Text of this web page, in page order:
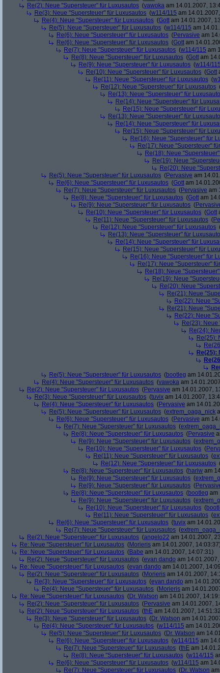
Re(2): Neue "Supersteuer" für Luxusautos (vawoka am 14.01.2007,
Re(3): Neue "Supersteuer" für Luxusautos (w114/115 am
Re(4): Neue "Supersteuer" für Luxusautos (Gott am 14.01.2007,
Re(5): Neue "Supersteuer" für Luxusautos (w114/115 am
Re(6): Neue "Supersteuer" für Luxusautos (Pervasive am
Re(6): Neue "Supersteuer" für Luxusautos (Gott am
Re(7): Neue "Supersteuer" für Luxusautos (w114/115 am
Re(8): Neue "Supersteuer" für Luxusautos (Gott am
Re(9): Neue "Supersteuer" für Luxusautos (w114/
Re(10): Neue "Supersteuer" für Luxusautos (Gott
Re(11): Neue "Supersteuer" für Luxusautos (
Re(12): Neue "Supersteuer" für Luxusautos
Re(13): Neue "Supersteuer" für
Re(14): Neue "Supersteuer" für
Re(15): Neue "Supersteuer" für
Re(13): Neue "Supersteuer" für
Re(14): Neue "Supersteuer" für
Re(15): Neue "Supersteuer" für
Re(16): Neue "Supersteuer" für
Re(17): Neue "Supersteuer"
Re(18): Neue
Re(19): Neue
Re(20): Neue
Re(5): Neue "Supersteuer" für Luxusautos (Pervasive am
Re(6): Neue "Supersteuer" für Luxusautos (Gott am
Re(7): Neue "Supersteuer" für Luxusautos (Pervasive am
Re(8): Neue "Supersteuer" für Luxusautos (Gott am
Re(9): Neue "Supersteuer" für Luxusautos (
Re(10): Neue "Supersteuer" für Luxusautos (Gott
Re(11): Neue "Supersteuer" für Luxusautos (
Re(12): Neue "Supersteuer" für Luxusautos
Re(13): Neue "Supersteuer" für
Re(14): Neue "Supersteuer" für
Re(15): Neue "Supersteuer" für
Re(16): Neue "Supersteuer" für
Re(17): Neue "Supersteuer"
Re(18): Neue
Re(19): Neue
Re(20): Neue
Re(21): Neue
Re(22): Neue
Re(21): Neue
Re(22): Neue
Re(23):
Re(24):
Re(25):
Re(25):
Re(5): Neue "Supersteuer" für Luxusautos (bootleg am
Re(4): Neue "Supersteuer" für Luxusautos (vawoka am
Re(2): Neue "Supersteuer" für Luxusautos (Pervasive am 14.01.2007,
Re(3): Neue "Supersteuer" für Luxusautos (tuvix am 14.01.2007,
Re(4): Neue "Supersteuer" für Luxusautos (Pervasive am
Re(5): Neue "Supersteuer" für Luxusautos (extrem_oaga_nick
Re(6): Neue "Supersteuer" für Luxusautos (Pervasive am
Re(7): Neue "Supersteuer" für Luxusautos (
Re(8): Neue "Supersteuer" für Luxusautos (Pervasive
Re(9): Neue "Supersteuer" für Luxusautos (
Re(10): Neue "Supersteuer" für Luxusautos (
Re(11): Neue "Supersteuer" für Luxusautos (
Re(12): Neue "Supersteuer" für Luxusautos
Re(8): Neue "Supersteuer" für Luxusautos (hariw am
Re(9): Neue "Supersteuer" für Luxusautos (
Re(9): Neue "Supersteuer" für Luxusautos (
Re(8): Neue "Supersteuer" für Luxusautos (bootleg am
Re(9): Neue "Supersteuer" für Luxusautos (
Re(10): Neue "Supersteuer" für Luxusautos (
Re(11): Neue "Supersteuer" für Luxusautos (
Re(6): Neue "Supersteuer" für Luxusautos (tuvix am
Re(7): Neue "Supersteuer" für Luxusautos (
Re(2): Neue "Supersteuer" für Luxusautos (angelo22 am 14.01.2007,
Re: Neue "Supersteuer" für Luxusautos (Morieris am 14.01.2007,
Re: Neue "Supersteuer" für Luxusautos (Babe am 14.01.2007, 14:07:31)
Re(2): Neue "Supersteuer" für Luxusautos (evan dando am
Re: Neue "Supersteuer" für Luxusautos (evan dando am 14.01.2007,
Re(2): Neue "Supersteuer" für Luxusautos (Morieris am 14.01.2007,
Re(3): Neue "Supersteuer" für Luxusautos (evan dando am
Re(4): Neue "Supersteuer" für Luxusautos (Morieris am
Re: Neue "Supersteuer" für Luxusautos (Dr. Watson am 14.01.2007,
Re(2): Neue "Supersteuer" für Luxusautos (Pervasive am 14.01.2007,
Re(2): Neue "Supersteuer" für Luxusautos (thE am 14.01.2007,
Re(3): Neue "Supersteuer" für Luxusautos (Dr. Watson am
Re(4): Neue "Supersteuer" für Luxusautos (w114/115 am
Re(5): Neue "Supersteuer" für Luxusautos (Dr. Watson am
Re(6): Neue "Supersteuer" für Luxusautos (w114/115 am
Re(7): Neue "Supersteuer" für Luxusautos (thE am
Re(8): Neue "Supersteuer" für Luxusautos (w114/115
Re(6): Neue "Supersteuer" für Luxusautos (w114/115 am
Re(7): Neue "Supersteuer" für Luxusautos (Dr. Watson